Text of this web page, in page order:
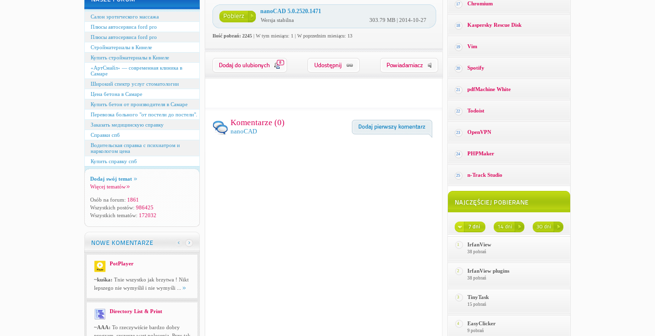
Салон эротического массажа
Плюсы автосервиса ford pro
Плюсы автосервиса ford pro
Стройматериалы в Кинеле
Купить стройматериалы в Кинеле
«АртСмайл» — современная клиника в
Самаре
Широкий спектр услуг стоматологии
Цена бетона в Самаре
Купить бетон от производителя в Самаре
Перевозка больного "от постели до постели".
Заказать медицинскую справку
Справки спб
Водительская справка с психиатром и
наркологом цена
Купить справку спб
Dodaj swój temat
Więcej tematów
Osób na forum: 1861
Wszystkich postów: 986425
Wszystkich tematów: 172032
PotPlayer
~kuśka: Tnie wszystko jak brzytwa ! Nikt
lepszego nie wymyślił i nie wymyśli ...
Directory List & Print
~AAA: To rzeczywiście bardzo dobry
nanoCAD 5.0.2520.1471
Wersja stabilna 303.79 MB | 2014-10-27
Ilość pobrań: 2245| W tym miesiącu: 1 | W poprzednim miesiącu: 13
0
Komentarze (0)
nanoCAD
17 Chromium
18 Kaspersky Rescue Disk
19 Vim
20 Spotify
21 pdfMachine White
22 Todoist
23 OpenVPN
24 PHPMaker
25 n-Track Studio
1 IrfanView
38 pobrań
2 IrfanView plugins
38 pobrań
3 TinyTask
15 pobrań
4 EasyClicker
9 pobrań